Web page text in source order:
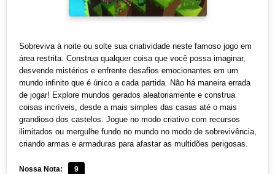
Sobreviva à noite ou solte sua criatividade neste famoso jogo em
área restrita. Construa qualquer coisa que você possa imaginar,
desvende mistérios e enfrente desafios emocionantes em um
mundo infinito que é único a cada partida. Não há maneira errada
de jogar! Explore mundos gerados aleatoriamente e construa
coisas incríveis, desde a mais simples das casas até o mais
grandioso dos castelos. Jogue no modo criativo com recursos
ilimitados ou mergulhe fundo no mundo no modo de sobrevivência,
criando armas e armaduras para afastar as multidões perigosas.
Nossa Nota: 9